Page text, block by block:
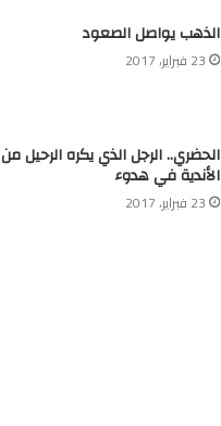
الذهب يواصل الصعود
23 فبراير، 2017
الحضري.. الرجل الذي يكره الرحيل من
الأندية في هدوء
23 فبراير، 2017